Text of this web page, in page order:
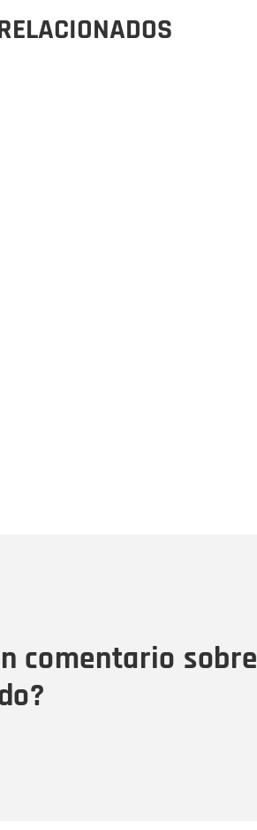
comentario sobre